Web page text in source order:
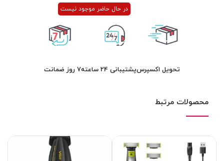
در حال حاضر موجود نیست
تحویل اکسپرسپشتیبانی 24 ساعته 7 روز ضمانت
محصولات مرتبط